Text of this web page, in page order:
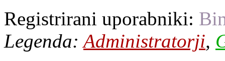
Registrirani uporabniki:
Legenda:Administratorji,